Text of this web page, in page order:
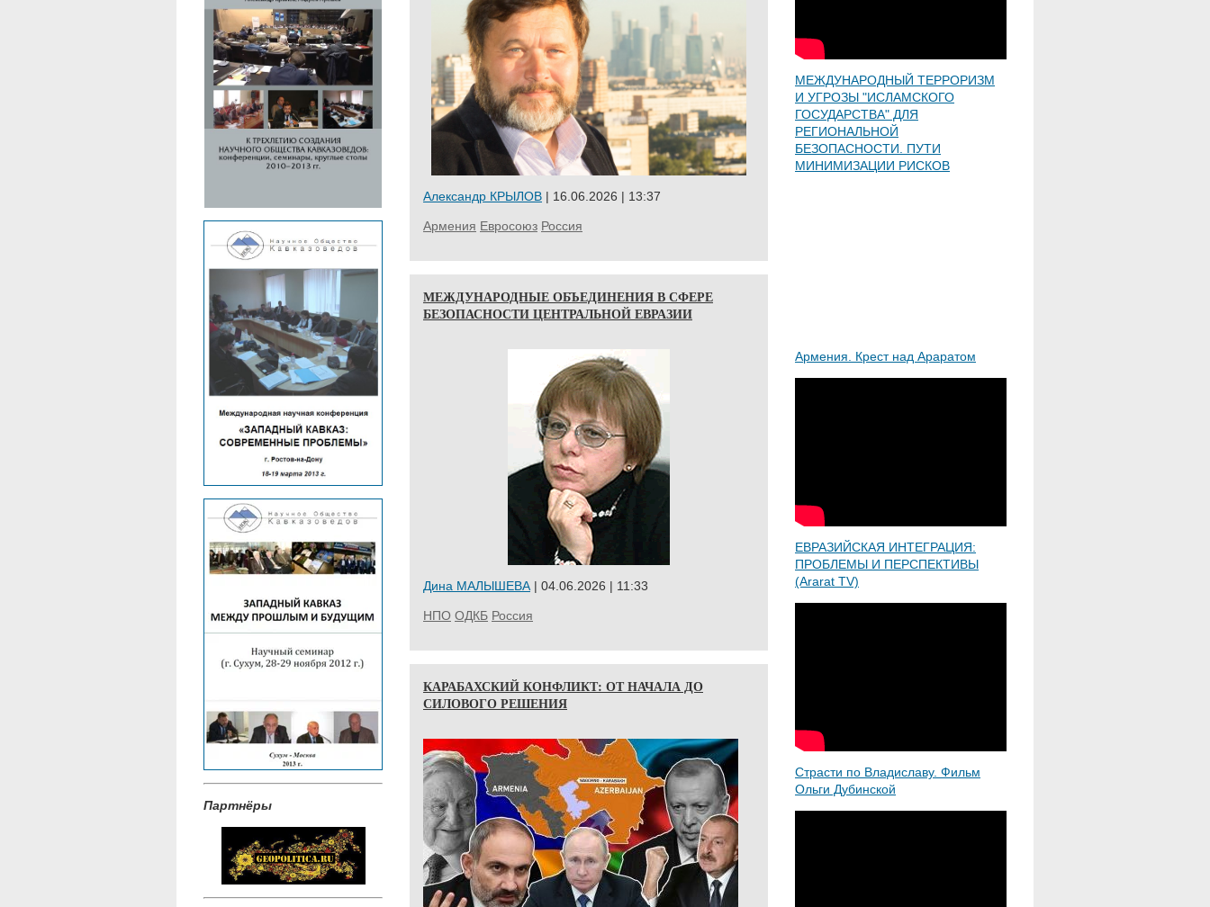
Партнёры
Александр КРЫЛОВ | 16.06.2026 | 13:37
Армения Евросоюз Россия
МЕЖДУНАРОДНЫЕ ОБЪЕДИНЕНИЯ В СФЕРЕ
БЕЗОПАСНОСТИ ЦЕНТРАЛЬНОЙ ЕВРАЗИИ
Дина МАЛЫШЕВА | 04.06.2026 | 11:33
НПО ОДКБ Россия
КАРАБАХСКИЙ КОНФЛИКТ: ОТ НАЧАЛА ДО
СИЛОВОГО РЕШЕНИЯ
МЕЖДУНАРОДНЫЙ ТЕРРОРИЗМ
И УГРОЗЫ "ИСЛАМСКОГО
ГОСУДАРСТВА" ДЛЯ
РЕГИОНАЛЬНОЙ
БЕЗОПАСНОСТИ. ПУТИ
МИНИМИЗАЦИИ РИСКОВ
Армения. Крест над Араратом
ЕВРАЗИЙСКАЯ ИНТЕГРАЦИЯ:
ПРОБЛЕМЫ И ПЕРСПЕКТИВЫ
(Ararat TV)
Страсти по Владиславу. Фильм
Ольги Дубинской